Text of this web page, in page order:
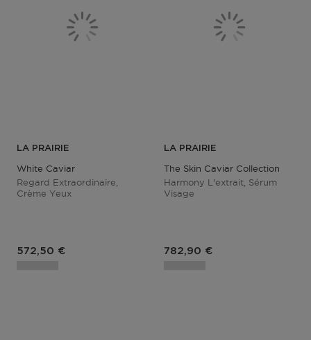
LA PRAIRIE
White Caviar
Regard Extraordinaire,
Crème Yeux
Prix du produit
572,50 €
LA PRAIRIE
The Skin Caviar Collection
Harmony L'extrait, Sérum
Visage
Prix du produit
782,90 €